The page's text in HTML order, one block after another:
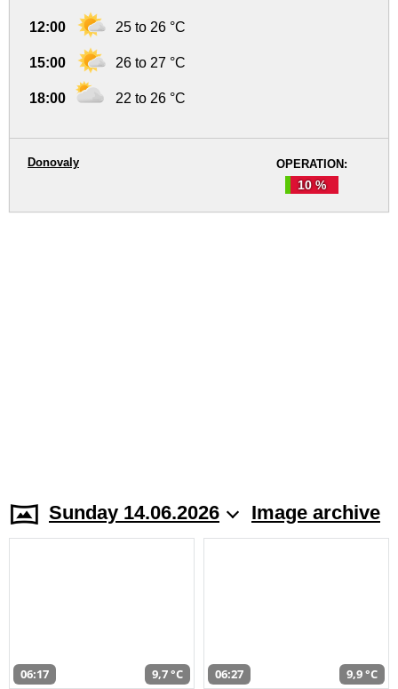
12:00 25 to 26 °C
15:00 26 to 27 °C
18:00 22 to 26 °C
OPERATION:
10 %
Donovaly
Sunday 14.06.2026 Image archive
06:17 9,7 °C 06:27 9,9 °C